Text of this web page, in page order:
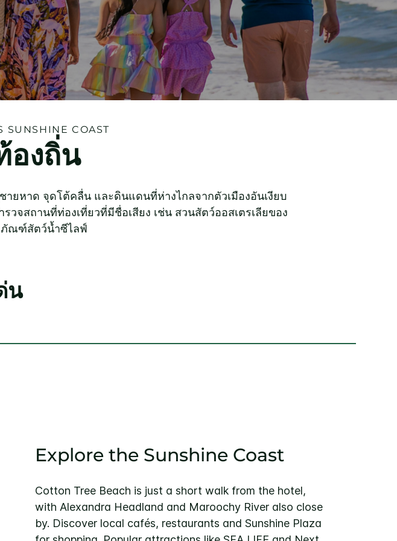
SUNSHINE COAST
องถิ่น
ายหาด จุดโต้คลื่น และดินแดนที่ห่างไกลจากตัวเมืองอันเงียบ
จสถานที่ท่องเที่ยวที่มีชื่อเสียง เช่น สวนสัตว์ออสเตรเลียของ
ภัณฑ์สัตว์น้ำซีไลฟ์
น
Explore the Sunshine Coast
Cotton Tree Beach is just a short walk from the hotel,
with Alexandra Headland and Maroochy River also close
by. Discover local cafés, restaurants and Sunshine Plaza